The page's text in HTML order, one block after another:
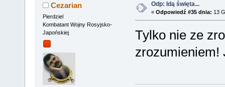
Cezarian
Pierdziel
Kombatant Wojny Rosyjsko-
Japońskiej
Odp: Idą święta...
« Odpowiedź #35 dnia: 13
Tylko nie ze
zrozumieniem!